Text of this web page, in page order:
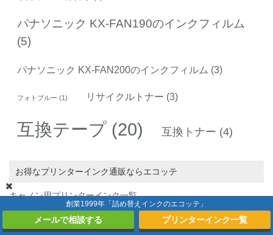
パナソニック KX-FAN190のインクフィルム
(5)
パナソニック KX-FAN200のインクフィルム (3)
フォトブルー (1) リサイクルトナー (3)
互換テープ (20) 互換トナー (4)
お得なプリンターインク通販ならエコッテ
キャノン用プリンターインク一覧
キャノン用詰め替えインク一覧(補充用)
キャノン用互換インクボトル一覧(ギガタンク用)
創業1999年「詰め替えインクのエコッテ」
メールで相談する プリンターインク一覧